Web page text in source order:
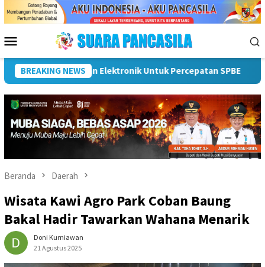
Menu
Mobile
BREAKING NEWS
Naik Kelas, Ratu Dewa Tekankan Pentingnya AI Di Era
Beranda Daerah
Wisata Kawi Agro Park Coban Baung
Bakal Hadir Tawarkan Wahana Menarik
Doni Kurniawan
21 Agustus 2025